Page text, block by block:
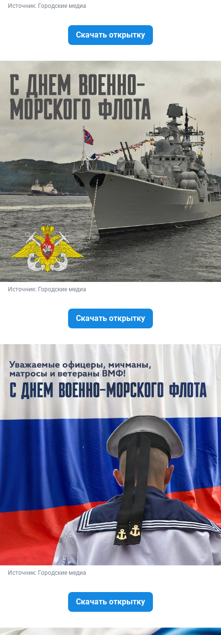
Источник: Городские медиа
Скачать открытку
Источник: Городские медиа
Скачать открытку
Источник: Городские медиа
Скачать открытку